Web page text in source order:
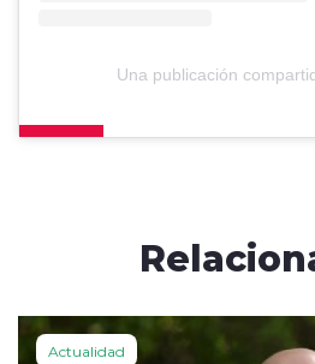
Una publicación
Actualidad